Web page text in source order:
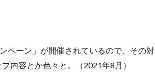
ペーン」が開催されているので、その対
内容とか色々と。（2021年8月）